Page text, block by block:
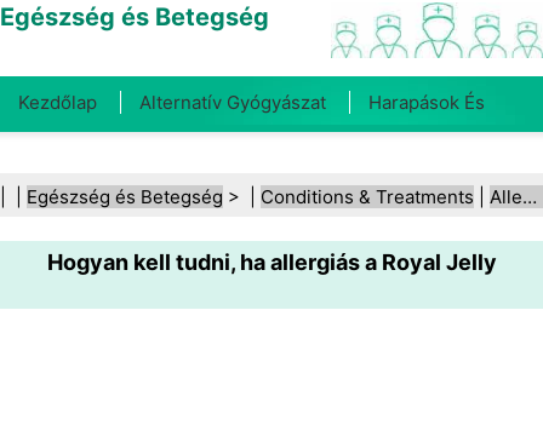
Egészség és Betegség
Kezdőlap Alternatív Gyógyászat Harapások És
Fogegészség Diéta És Táplálkozás Családi
Egészség Egészségügyi Ágazat Mentális Egészség
Közegészségügy És Biztonság Sebészet És
Egészség és Betegség > | Conditions & Treatments Allergiák
Hogyan kell tudni, ha allergiás a Royal Jelly